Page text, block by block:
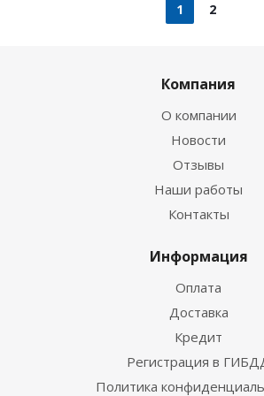
1 2
Компания
О компании
Новости
Отзывы
Наши работы
Контакты
Информация
Оплата
Доставка
Кредит
Регистрация в
Политика